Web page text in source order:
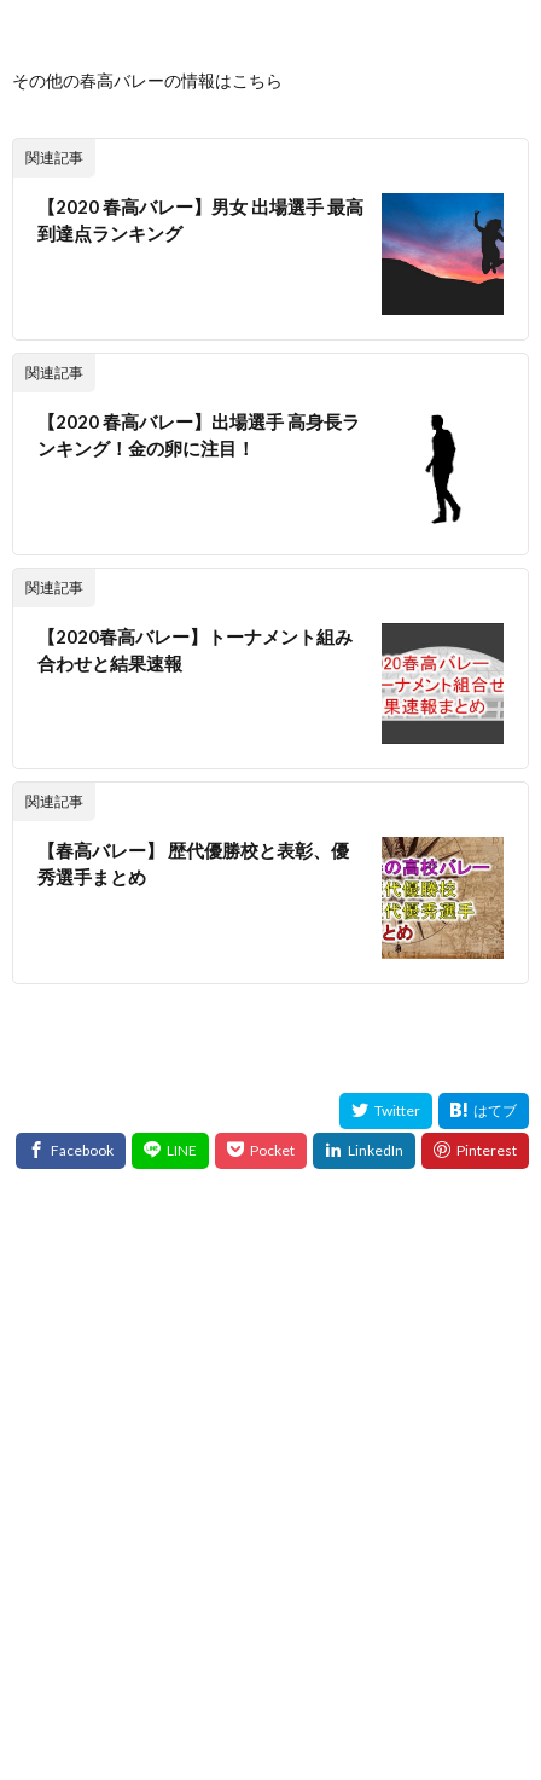
その他の春高バレーの情報はこちら
関連記事
【2020 春高バレー】男女 出場選手 最高
到達点ランキング
関連記事
【2020 春高バレー】出場選手 高身長ラ
ンキング！金の卵に注目！
関連記事
【2020春高バレー】トーナメント組み
合わせと結果速報
関連記事
【春高バレー】 歴代優勝校と表彰、優
秀選手まとめ